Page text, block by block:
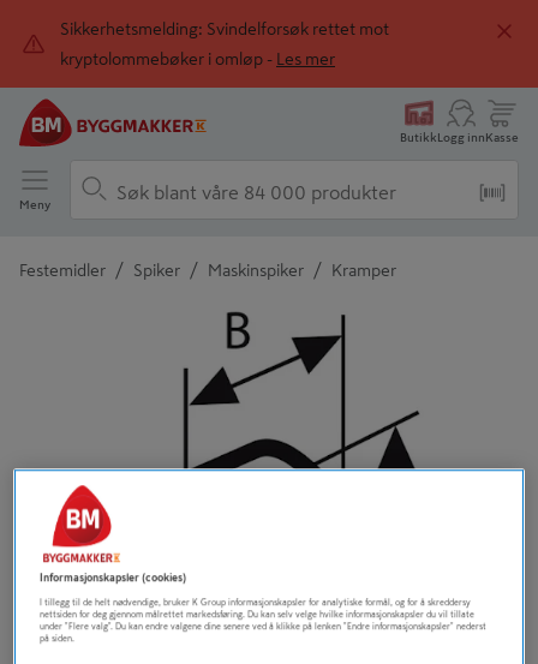
Sikkerhetsmelding: Svindelforsøk rettet mot
kryptolommebøker i omløp -
Les mer
ButikkLogg innKasse
Meny
Festemidler / Spiker / Maskinspiker / Kramper
Detaljert beskrivelse finnes i produktbeskrivelsen
Informasjonskapsler (cookies)
I tillegg til de helt nødvendige, bruker K Group informasjonskapsler for analytiske formål, og for å skreddersy
nettsiden for deg gjennom målrettet markedsføring. Du kan selv velge hvilke informasjonskapsler du vil tillate
under "Flere valg". Du kan endre valgene dine senere ved å klikke på lenken "Endre informasjonskapsler" nederst
på siden.